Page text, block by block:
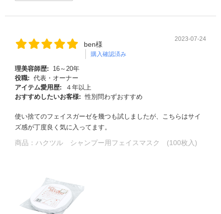
ben様
購入確認済み
2023-07-24
理美容師歴:
16～20年
役職: 代表・オーナー
アイテム愛用歴:
４年以上
おすすめしたいお客様: 性別問わずおすすめ
使い捨てのフェイスガーゼを幾つも試しましたが、こちらはサイ
ズ感が丁度良く気に入ってます。
商品： ハクツル シャンプー用フェイスマスク (100枚入)